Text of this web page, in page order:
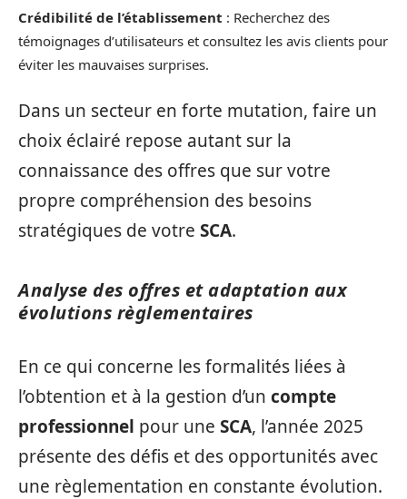
Crédibilité de l’établissement : Recherchez des
témoignages d’utilisateurs et consultez les avis clients pour
éviter les mauvaises surprises.
Dans un secteur en forte mutation, faire un
choix éclairé repose autant sur la
connaissance des offres que sur votre
propre compréhension des besoins
stratégiques de votre SCA.
Analyse des offres et adaptation aux
évolutions règlementaires
En ce qui concerne les formalités liées à
l’obtention et à la gestion d’un compte
professionnel pour une SCA, l’année 2025
présente des défis et des opportunités avec
une règlementation en constante évolution.